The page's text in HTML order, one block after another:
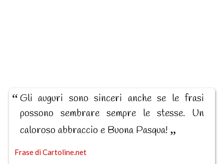
Gli auguri sono sinceri anche se le frasi
possono sembrare sempre le stesse. Un
caloroso abbraccio e Buona Pasqua!
Frase di Cartoline.net